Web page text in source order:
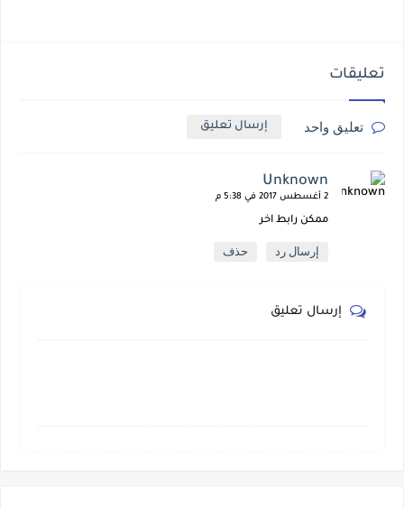
تعليقات
تعليق واحد إرسال تعليق
Unknown
2 أغسطس 2017 في 5:38 م
ممكن رابط اخر
إرسال رد حذف
إرسال تعليق